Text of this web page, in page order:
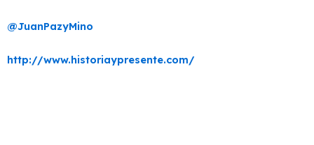
@JuanPazyMino
http://www.historiaypresente.com/